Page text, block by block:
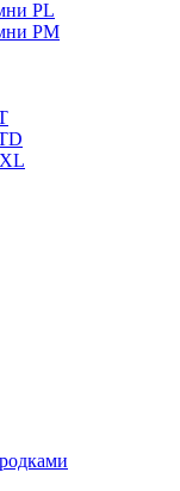
PL
PM